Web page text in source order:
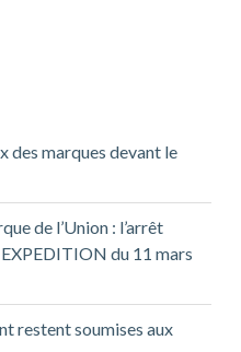
des marques devant le
de l’Union : l’arrêt
du 11 mars
restent soumises aux